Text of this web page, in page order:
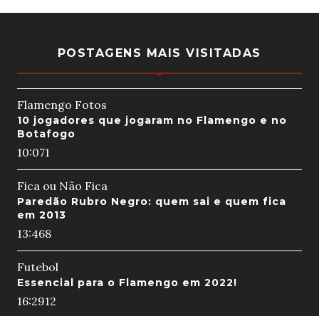
POSTAGENS MAIS VISITADAS
Flamengo Fotos
10 jogadores que jogaram no Flamengo e no
Botafogo
10:071
Fica ou Não Fica
Paredão Rubro Negro: quem sai e quem fica
em 2013
13:468
Futebol
Essencial para o Flamengo em 2022!
16:2912